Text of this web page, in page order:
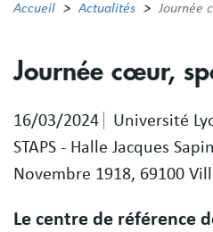
Accueil Actualités Journée
Journée cœur,
16/03/2024
Université
STAPS - Halle Jacques
Novembre 1918, 69100
Le centre de référence